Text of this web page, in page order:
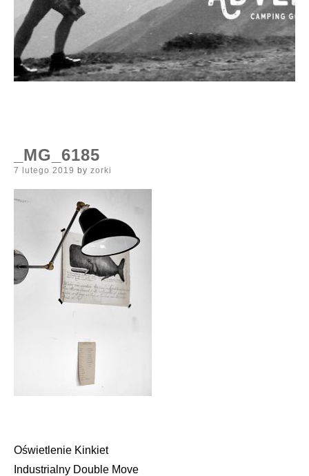
_MG_6185
Posted
7 lutego 2019 by zorki
Nawigacja
Oświetlenie Kinkiet
Industrialny Double Move